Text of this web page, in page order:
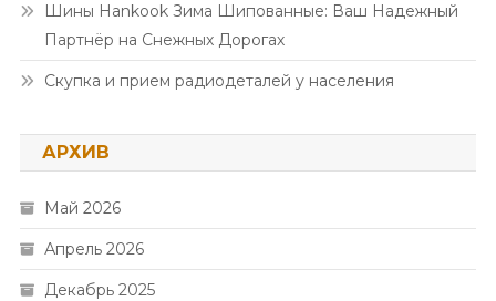
Шины Hankook Зима Шипованные: Ваш Надежный
Партнёр на Снежных Дорогах
Скупка и прием радиодеталей у населения
АРХИВ
Май 2026
Апрель 2026
Декабрь 2025